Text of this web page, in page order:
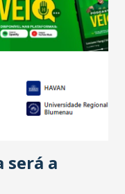
dos anos recentes.
de 2025, 40% dos
e outros 40%
percentual de
19%, pouco abaixo
1% não existiam em
também
será a